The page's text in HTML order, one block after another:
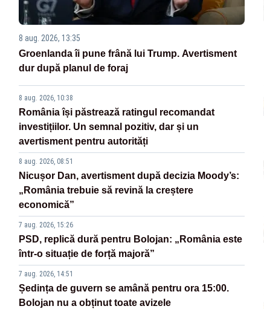
8 aug. 2026, 13:35
Groenlanda îi pune frână lui Trump. Avertisment
dur după planul de foraj
8 aug. 2026, 10:38
România își păstrează ratingul recomandat
investițiilor. Un semnal pozitiv, dar și un
avertisment pentru autorități
8 aug. 2026, 08:51
Nicușor Dan, avertisment după decizia Moody’s:
„România trebuie să revină la creștere
economică”
7 aug. 2026, 15:26
PSD, replică dură pentru Bolojan: „România este
într-o situație de forță majoră”
7 aug. 2026, 14:51
Ședința de guvern se amână pentru ora 15:00.
Bolojan nu a obținut toate avizele